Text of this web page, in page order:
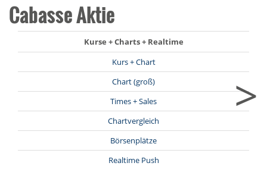
Cabasse Aktie
Kurse + Charts + Realtime
Kurs + Chart
Chart (groß)
Times + Sales
Chartvergleich
Börsenplätze
Realtime Push
>